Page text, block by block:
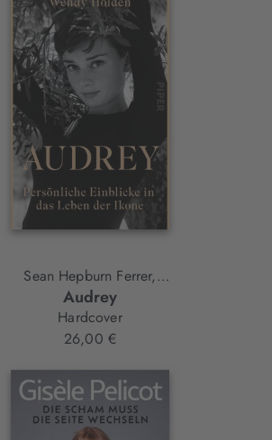
Sean Hepburn Ferrer,
Wendy Holden
Audrey
Hardcover
26,00 €